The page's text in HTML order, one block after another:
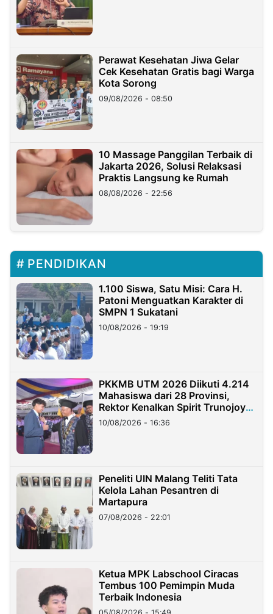
Perawat Kesehatan Jiwa Gelar
Cek Kesehatan Gratis bagi Warga
Kota Sorong
09/08/2026 - 08:50
10 Massage Panggilan Terbaik di
Jakarta 2026, Solusi Relaksasi
Praktis Langsung ke Rumah
08/08/2026 - 22:56
PENDIDIKAN
1.100 Siswa, Satu Misi: Cara H.
Patoni Menguatkan Karakter di
SMPN 1 Sukatani
10/08/2026 - 19:19
PKKMB UTM 2026 Diikuti 4.214
Mahasiswa dari 28 Provinsi,
Rektor Kenalkan Spirit Trunojoyo
Masa Kini
10/08/2026 - 16:36
Peneliti UIN Malang Teliti Tata
Kelola Lahan Pesantren di
Martapura
07/08/2026 - 22:01
Ketua MPK Labschool Ciracas
Tembus 100 Pemimpin Muda
Terbaik Indonesia